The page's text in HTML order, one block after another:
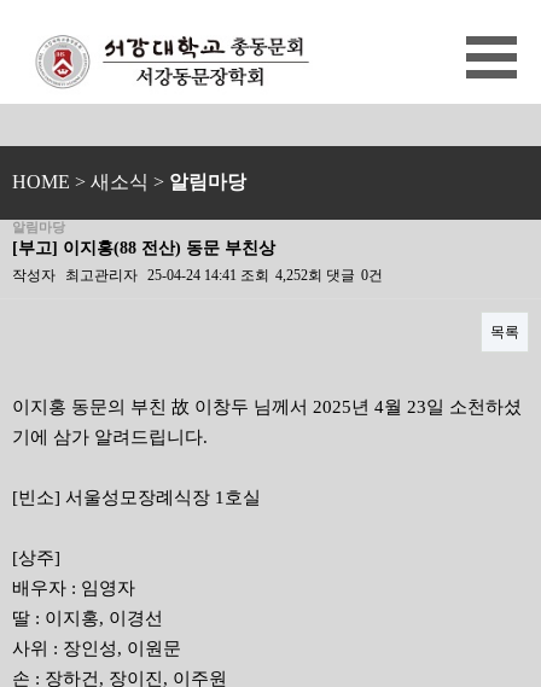
HOME > 새소식 > 알림마당
알림마당
[부고] 이지홍(88 전산) 동문 부친상
작성자 최고관리자 25-04-24 14:41 조회 4,252회 댓글 0건
목록
이지홍 동문의 부친 故 이창두 님께서 2025년 4월 23일 소천하셨
기에 삼가 알려드립니다.
[빈소] 서울성모장례식장 1호실
[상주]
배우자 : 임영자
딸 : 이지홍, 이경선
사위 : 장인성, 이원문
손 : 장하건, 장이진, 이주원